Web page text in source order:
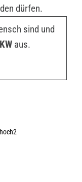
dürfen.
sind und
aus.